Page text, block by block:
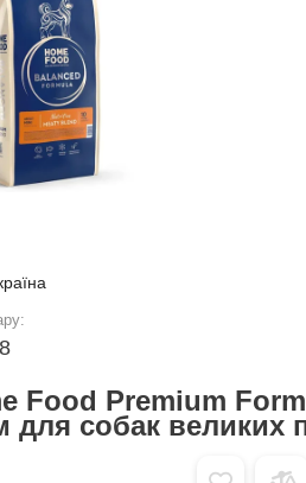
Food Premium
для собак великих